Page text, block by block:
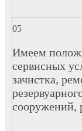
Имеем
сервисных
зачистка,
сооружений,